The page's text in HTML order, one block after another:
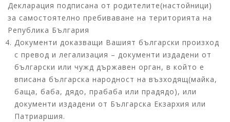
Декларация подписана от родителите(настойници)
за самостоятелно пребиваване на територията на
Република България
Документи доказващи Вашият български произход
с превод и легализация – документи издадени от
български или чужд държавен орган, в който е
вписана българска народност на възходящ(майка,
баща, баба, дядо, прабаба или прадядо), или
документи издадени от Българска Екзархия или
Патриаршия.